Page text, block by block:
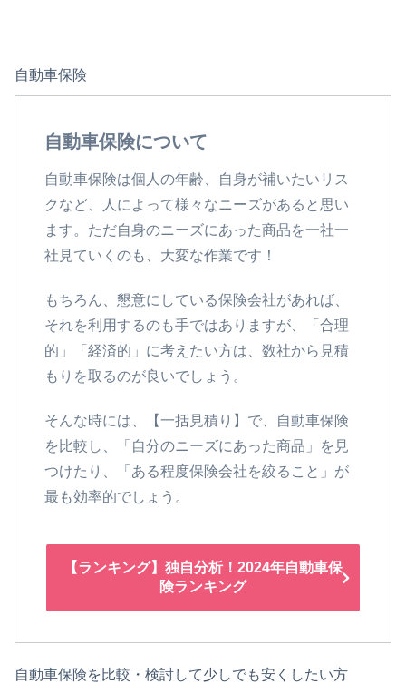
自動車保険
自動車保険について
自動車保険は個人の年齢、自身が補いたいリス
クなど、人によって様々なニーズがあると思い
ます。ただ自身のニーズにあった商品を一社一
社見ていくのも、大変な作業です！
もちろん、懇意にしている保険会社があれば、
それを利用するのも手ではありますが、「合理
的」「経済的」に考えたい方は、数社から見積
もりを取るのが良いでしょう。
そんな時には、【一括見積り】で、自動車保険
を比較し、「自分のニーズにあった商品」を見
つけたり、「ある程度保険会社を絞ること」が
最も効率的でしょう。
【ランキング】独自分析！2024年自動車保
険ランキング
自動車保険を比較・検討して少しでも安くしたい方